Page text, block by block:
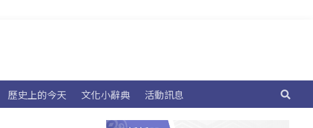
歷史上的今天 文化小辭典 活動訊息